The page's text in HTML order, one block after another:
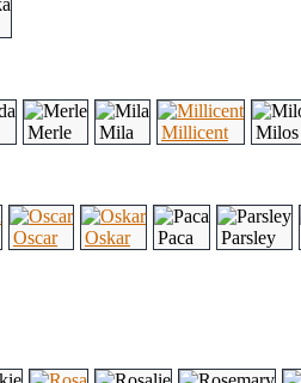
Merle Mila Millicent Milos
Oscar Oskar Paca Parsley